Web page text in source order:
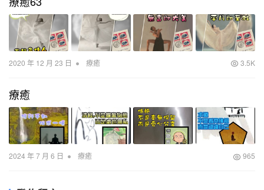
2020 年 12 月 23 日 • 療癒 3.5K
療癒
2024 年 7 月 6 日 • 療癒 965